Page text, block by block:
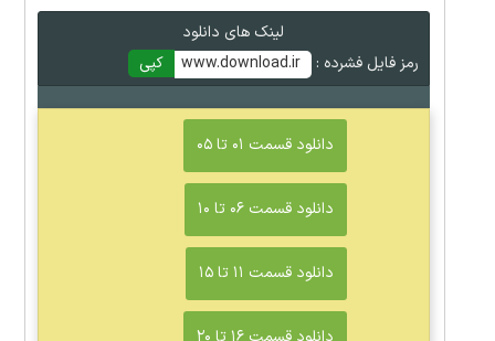
لینک های دانلود
رمز فایل فشرده :
www.download.ir کپی
دانلود قسمت ۰۱ تا ۰۵
دانلود قسمت ۰۶ تا ۱۰
دانلود قسمت ۱۱ تا ۱۵